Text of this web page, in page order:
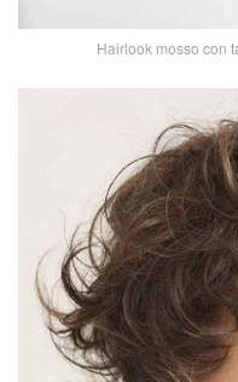
Hairlook mosso con